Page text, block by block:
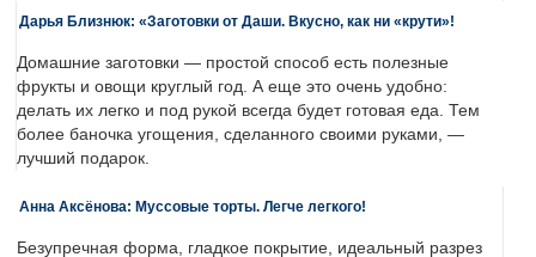
Дарья Близнюк: «Заготовки от Даши. Вкусно, как ни «крути»!
Домашние заготовки — простой способ есть полезные
фрукты и овощи круглый год. А еще это очень удобно:
делать их легко и под рукой всегда будет готовая еда. Тем
более баночка угощения, сделанного своими руками, —
лучший подарок.
Анна Аксёнова: Муссовые торты. Легче легкого!
Безупречная форма, гладкое покрытие, идеальный разрез